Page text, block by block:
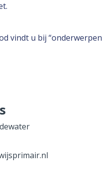
vindt u bij “onderwerpen